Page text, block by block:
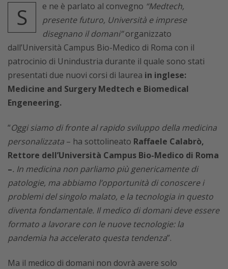
S e ne è parlato al convegno “Medtech,
presente futuro, Università e imprese
disegnano il domani”organizzato
dall’Università Campus Bio-Medico di Roma con il
patrocinio di Unindustria durante il quale sono stati
presentati due nuovi corsi di laurea in inglese:
Medicine and Surgery Medtech e Biomedical
Engeneering.
“Oggi siamo di fronte al rapido sviluppo della medicina
personalizzata – ha sottolineato Raffaele Calabrò,
Rettore dell’Università Campus Bio-Medico di Roma
–. In medicina non parliamo più genericamente di
patologie, ma abbiamo l’opportunità di conoscere i
problemi del singolo malato, e la tecnologia in questo
diventa fondamentale. Il medico di domani deve essere
formato a lavorare con le nuove tecnologie: la
pandemia ha accelerato questa tendenza”.
Ma il medico di domani non dovrà avere solo